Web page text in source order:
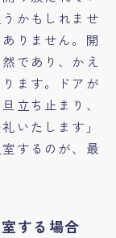
かもしれませ
りません。開
であり、かえ
ます。ドアが
立ち止まり、
いたします」
するのが、最
する場合